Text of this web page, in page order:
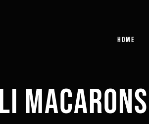
HOME
MACARONS